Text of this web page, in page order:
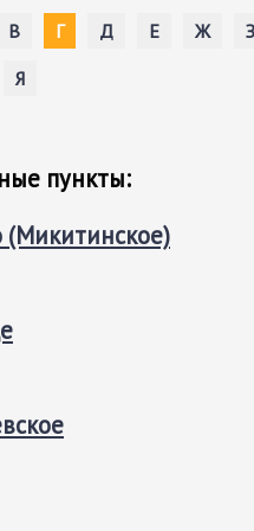
В Г Д Е Ж З
Я
пункты:
(Микитинское)